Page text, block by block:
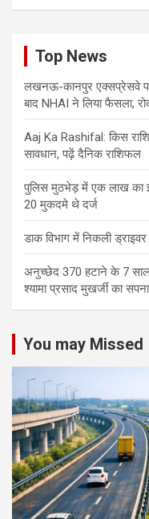
Top News
लखनऊ-कानपुर एक्सप्रेसवे
बाद NHAI ने लिया फैसला,
Aaj Ka Rashifal: किस
सावधान, पढ़ें दैनिक राशिफल
पुलिस मुठभेड़ में एक लाख का
20 मुकदमे थे दर्ज
डाक विभाग में निकली
अनुच्छेद 370 हटाने के 7
श्यामा प्रसाद मुखर्जी का
You may Missed